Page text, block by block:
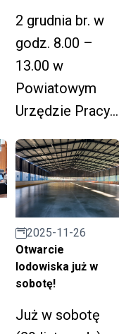
2 grudnia br. w
godz. 8.00 –
13.00 w
Powiatowym
Urzędzie Pracy
Śląskiej odbędą
się godziny
konsultacyjne
dla osób
bezrobotnych i
poszukujących
pracy.
2025-11-26
Otwarcie
lodowiska już w
sobotę!
Już w sobotę